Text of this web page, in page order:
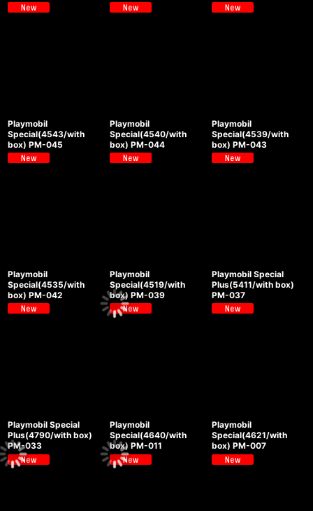
Playmobil
Special(4543/with
box) PM-045
Playmobil
Special(4540/with
box) PM-044
Playmobil
Special(4539/with
box) PM-043
Playmobil
Special(4535/with
box) PM-042
Playmobil
Special(4519/with
box) PM-039
Playmobil Special
Plus(5411/with box)
PM-037
Playmobil Special
Plus(4790/with box)
PM-033
Playmobil
Special(4640/with
box) PM-011
Playmobil
Special(4621/with
box) PM-007